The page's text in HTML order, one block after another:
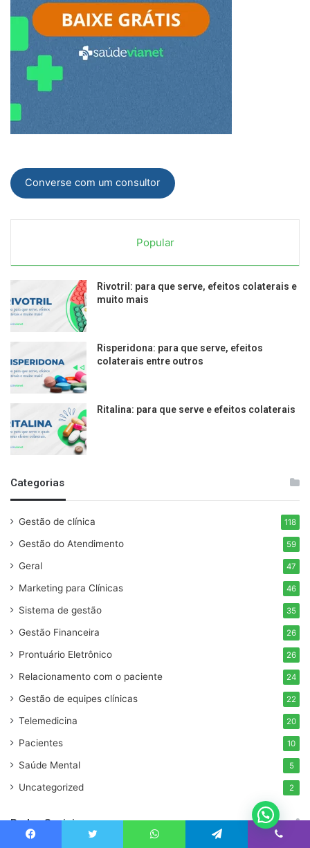
Converse com um consultor
Popular
Rivotril: para que serve, efeitos colaterais e
muito mais
Risperidona: para que serve, efeitos
colaterais entre outros
Ritalina: para que serve e efeitos colaterais
Categorias
Gestão de clínica 118
Gestão do Atendimento 59
Geral 47
Marketing para Clínicas 46
Sistema de gestão 35
Gestão Financeira 26
Prontuário Eletrônico 26
Relacionamento com o paciente 24
Gestão de equipes clínicas 22
Telemedicina 20
Pacientes 10
Saúde Mental 5
Uncategorized 2
Redes Sociais